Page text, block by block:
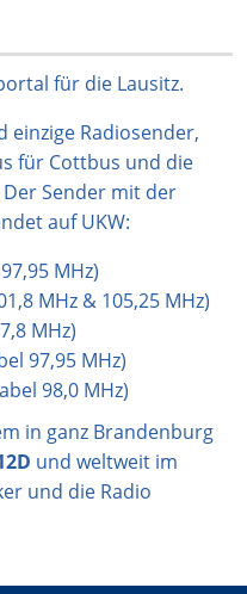
für die Lausitz.
einzige Radiosender,
für Cottbus und die
Sender mit der
auf UKW:
MHz)
MHz & 105,25 MHz)
MHz)
97,95 MHz)
98,0 MHz)
in ganz Brandenburg
und weltweit im
und die Radio